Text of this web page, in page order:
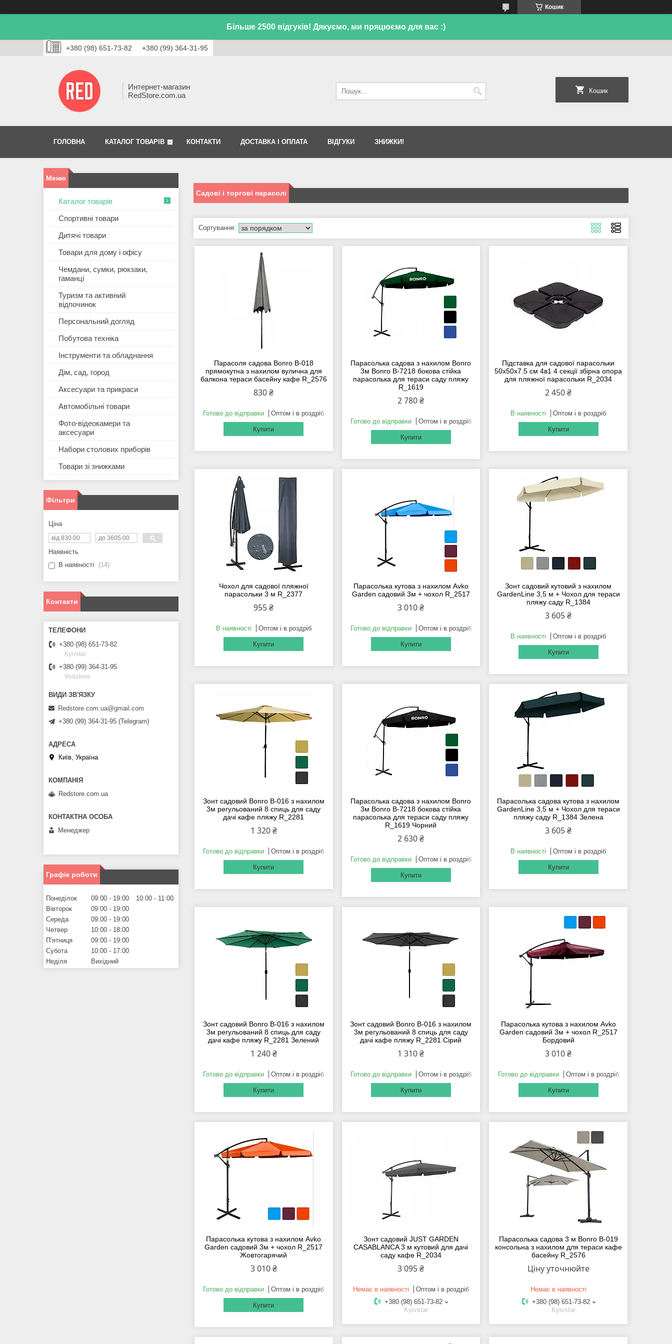
Кошик
Більше 2500 відгуків! Дякуємо, ми пряцюємо для вас :)
+380 (98) 651-73-82 +380 (99) 364-31-95
Интернет-магазин
RedStore.com.ua
Кошик
ГОЛОВНА КАТАЛОГ ТОВАРІВ КОНТАКТИ ДОСТАВКА І ОПЛАТА ВІДГУКИ ЗНИЖКИ!
Садові і торгові парасолі
Парасоля садова Bonro B-018
прямокутна з нахилом вулична для
балкона тераси басейну кафе R_2576
830 ₴
Готово до відправки Оптом і в роздріб
Купити
Парасолька садова з нахилом Bonro
3м Bonro B-7218 бокова стійка
парасолька для тераси саду пляжу
R_1619
2 780 ₴
Готово до відправки Оптом і в роздріб
Купити
Підставка для садової парасольки
50х50х7.5 см 4в1 4 секції збірна опора
для пляжної парасольки R_2034
2 450 ₴
В наявності Оптом і в роздріб
Купити
Чохол для садової пляжної
парасольки 3 м R_2377
955 ₴
В наявності Оптом і в роздріб
Купити
Парасолька кутова з нахилом Avko
Garden садовий 3м + чохол R_2517
3 010 ₴
Готово до відправки Оптом і в роздріб
Купити
Зонт садовий кутовий з нахилом
GardenLine 3,5 м + Чохол для тераси
пляжу саду R_1384
3 605 ₴
В наявності Оптом і в роздріб
Купити
Зонт садовий Bonro B-016 з нахилом
3м регульований 8 спиць для саду
дачі кафе пляжу R_2281
1 320 ₴
Готово до відправки Оптом і в роздріб
Купити
Парасолька садова з нахилом Bonro
3м Bonro B-7218 бокова стійка
парасолька для тераси саду пляжу
R_1619 Чорний
2 630 ₴
Готово до відправки Оптом і в роздріб
Купити
Парасолька садова кутова з нахилом
GardenLine 3,5 м + Чохол для тераси
пляжу саду R_1384 Зелена
3 605 ₴
В наявності Оптом і в роздріб
Купити
Зонт садовий Bonro B-016 з нахилом
3м регульований 8 спиць для саду
дачі кафе пляжу R_2281 Зелений
1 240 ₴
Готово до відправки Оптом і в роздріб
Купити
Зонт садовий Bonro B-016 з нахилом
3м регульований 8 спиць для саду
дачі кафе пляжу R_2281 Сірий
1 310 ₴
Готово до відправки Оптом і в роздріб
Купити
Парасолька кутова з нахилом Avko
Garden садовий 3м + чохол R_2517
Бордовий
3 010 ₴
Готово до відправки Оптом і в роздріб
Купити
Парасолька кутова з нахилом Avko
Garden садовий 3м + чохол R_2517
Жовтогарячий
3 010 ₴
Готово до відправки Оптом і в роздріб
Купити
Зонт садовий JUST GARDEN
CASABLANCA 3 м кутовий для дачі
саду кафе R_2034
3 095 ₴
Немає в наявності
Оптом і в роздріб
+380 (98) 651-73-82
Kyivstar
Парасолька садова 3 м Bonro B-019
консольна з нахилом для тераси кафе
басейну R_2576
Ціну уточнюйте
Немає в наявності
+380 (98) 651-73-82
Kyivstar
Каталог товарів
Спортивні товари
Дитячі товари
Товари для дому і офісу
Чемдани, сумки, рюкзаки,
гаманці
Туризм та активний
відпочинок
Персональний догляд
Побутова техніка
Інструменти та обладнання
Дім, сад, город
Аксесуари та прикраси
Автомобільні товари
Фото-відеокамери та
аксесуари
Набори столових приборів
Товари зі знижками
Фільтри
Ціна
Наявність
В наявності
14
Контакти
+380 (98) 651-73-82
Kyivstar
+380 (99) 364-31-95
Vodafone
Redstore.com.ua@gmail.com
+380 (99) 364-31-95 (Telegram)
Київ, Україна
Redstore.com.ua
Менеджер
Графік роботи
Понеділок 09:00 19:00 10:00
11:00
Вівторок
09:00
19:00
Середа
09:00
19:00
Четвер
10:00
18:00
Пʼятниця
09:00
19:00
Субота
10:00
17:00
Неділя
Вихідний